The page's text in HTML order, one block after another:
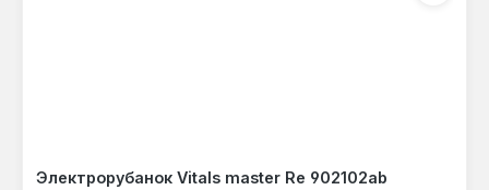
Электрорубанок Vitals master Re 902102ab